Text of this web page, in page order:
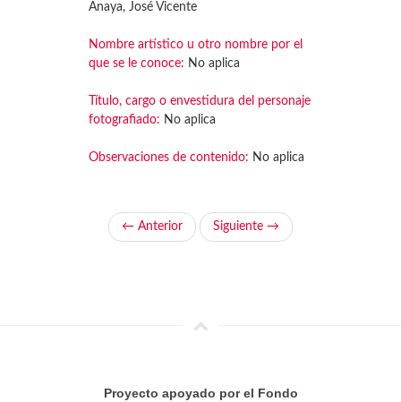
Anaya, José Vicente
Nombre artístico u otro nombre por el
que se le conoce: No aplica
Título, cargo o envestidura del personaje
fotografiado: No aplica
Observaciones de contenido: No aplica
← Anterior Siguiente →
Proyecto apoyado por el Fondo